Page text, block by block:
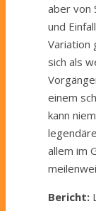
aber von
und
Variation
sich als
einem
kann
allem im
Bericht: